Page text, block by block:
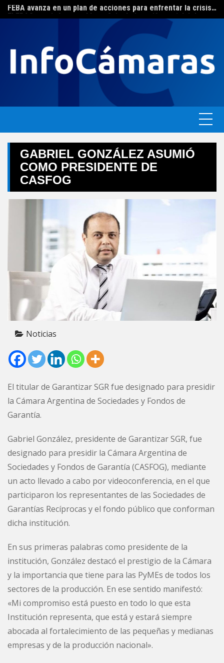
Skip
to
El ERAS continúa con el beneficio de la tarifa social del agua
GABRIEL GONZÁLEZ ASUMIÓ
COMO PRESIDENTE DE
CASFOG
Noticias
El titular de Garantizar SGR fue designado para presidir
la Cámara Argentina de Sociedades y Fondos de
Garantía.
Gabriel González, presidente de Garantizar SGR, fue
designado para presidir la Cámara Argentina de
Sociedades y Fondos de Garantía (CASFOG), mediante
un acto llevado a cabo por videoconferencia, en el que
participaron los representantes de las Sociedades de
Garantías Recíprocas y el fondo público que conforman
dicha institución.
En sus primeras palabras como presidente de la
institución, González destacó el prestigio de la Cámara
y la importancia que tiene para las PyMEs de todos los
sectores de la producción. En ese sentido manifestó:
«Mi compromiso está puesto en todo lo que esta
Institución representa, que está y estará siempre
abocada al fortalecimiento de las pequeñas y medianas
empresas y de la producción nacional».